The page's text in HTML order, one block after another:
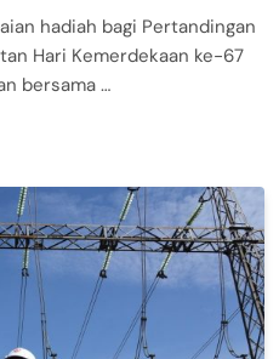
hadiah bagi Pertandingan
Hari Kemerdekaan ke-67
bersama …